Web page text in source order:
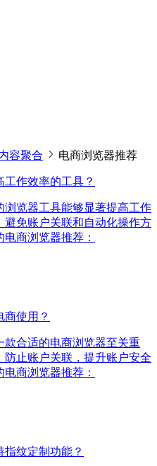
容聚合 电商浏览器推荐
作效率的工具？
览器工具能够显著提高工作
免账户关联和自动化操作方
商浏览器推荐：
商使用？
款合适的电商浏览器至关重
止账户关联，提升账户安全
商浏览器推荐：
纹定制功能？